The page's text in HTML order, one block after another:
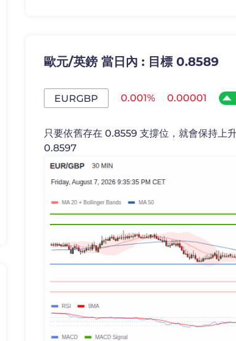
歐元/英鎊 當日內 : 目標 0.8589
EURGBP 0.001% 0.00001
只要依舊存在 0.8559 支撐位，就會保持上
0.8597